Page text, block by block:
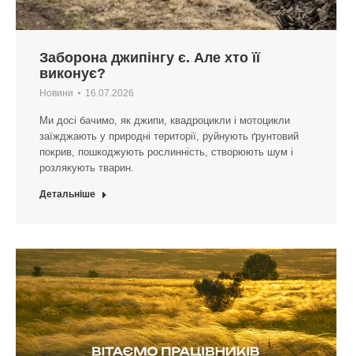
Заборона джипінгу є. Але хто її
виконує?
Новини 16.07.2026
Ми досі бачимо, як джипи, квадроцикли і мотоцикли
заїжджають у природні території, руйнують ґрунтовий
покрив, пошкоджують рослинність, створюють шум і
розлякують тварин.
Детальніше